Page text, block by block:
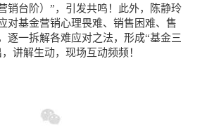
销台阶）”，引发共鸣！此外，陈静玲
对基金营销心理畏难、销售困难、售
逐一拆解各难应对之法，形成“基金三
讲解生动，现场互动频频！